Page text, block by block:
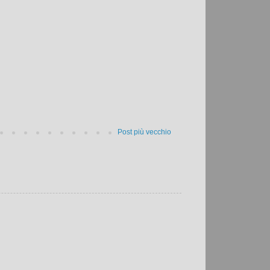
Post più vecchio